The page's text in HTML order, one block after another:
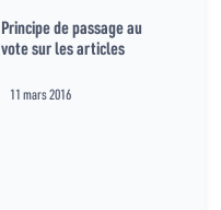
Principe de passage au
vote sur les articles
11 mars 2016